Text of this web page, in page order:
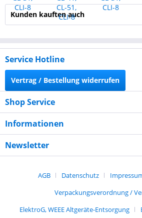
Kunden kauften auch
Service Hotline
Vertrag / Bestellung widerrufen
Shop Service
Informationen
Newsletter
AGB Datenschutz
Verpackungsverordnung /
ElektroG, WEEE Altgeräte-Entsorgung